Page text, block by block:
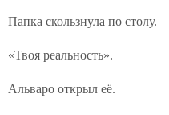
Папка скользнула по столу.
«Твоя реальность».
Альваро открыл её.